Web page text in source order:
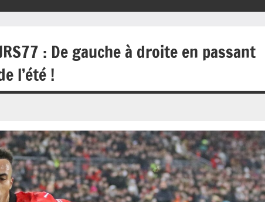
: De gauche à droite en passant
l’été !